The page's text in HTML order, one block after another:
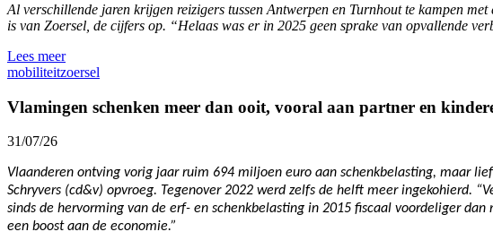
Al verschillende jaren krijgen reizigers tussen Antwerpen en Turnhout te kampen
is van Zoersel, de cijfers op. “Helaas was er in 2025 geen sprake van opvallende
Lees meer
mobiliteitzoersel
Vlamingen schenken meer dan ooit, vooral aan partner en
31/07/26
Vlaanderen ontving vorig jaar ruim 694 miljoen euro aan schenkbelasting, maar
Schryvers (cd&v) opvroeg. Tegenover 2022 werd zelfs de helft meer ingekohierd.
sinds de hervorming van de erf- en schenkbelasting in 2015 fiscaal voordeliger
een boost aan de economie.”